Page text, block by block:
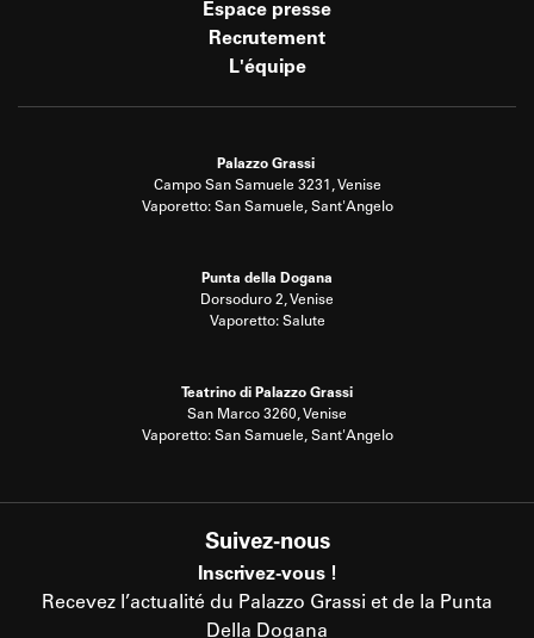
Espace presse
Recrutement
L'équipe
Palazzo Grassi
Campo San Samuele 3231, Venise
Vaporetto: San Samuele, Sant'Angelo
Punta della Dogana
Dorsoduro 2, Venise
Vaporetto: Salute
Teatrino di Palazzo Grassi
San Marco 3260, Venise
Vaporetto: San Samuele, Sant'Angelo
Suivez-nous
Inscrivez-vous !
Recevez l’actualité du Palazzo Grassi et de la Punta
Della Dogana